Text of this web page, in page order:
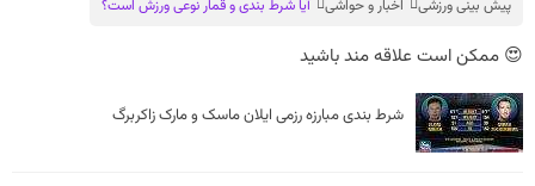
پیش بینی ورزشی اخبار و حواشی آیا شرط بندی و قمار نوعی ورزش است؟
😍 ممکن است علاقه مند باشید
شرط بندی مبارزه رزمی ایلان ماسک و مارک زاکربرگ